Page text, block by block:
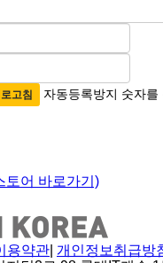
고침 자동등록방지 숫자
용약관 개인정보취급방